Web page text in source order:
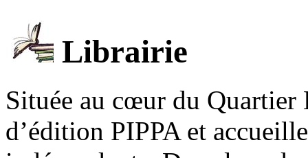
Librairie
Située au cœur du Quartier
d’édition PIPPA et